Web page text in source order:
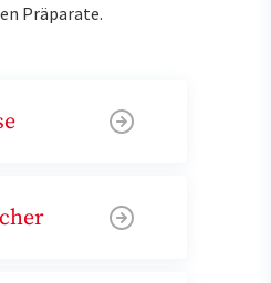
Präparate.